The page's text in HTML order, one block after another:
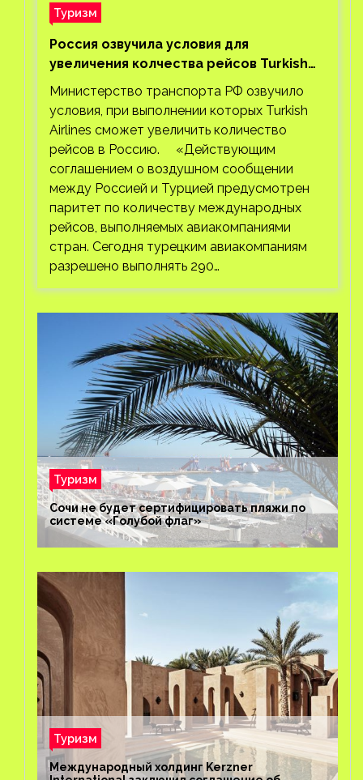
Туризм
Россия озвучила условия для
увеличения колчества рейсов Turkish
Airlines
Министерство транспорта РФ озвучило
условия, при выполнении которых Turkish
Airlines сможет увеличить количество
рейсов в Россию. «Действующим
соглашением о воздушном сообщении
между Россией и Турцией предусмотрен
паритет по количеству международных
рейсов, выполняемых авиакомпаниями
стран. Сегодня турецким авиакомпаниям
разрешено выполнять 290…
Туризм
Сочи не будет сертифицировать пляжи по
системе «Голубой флаг»
Туризм
Международный холдинг Kerzner